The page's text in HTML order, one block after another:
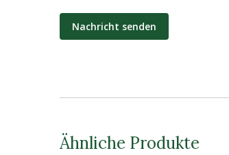
Ähnliche Produkte